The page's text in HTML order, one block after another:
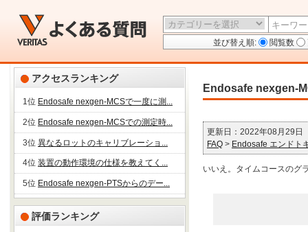
並び替え順: 閲覧数
アクセスランキング
1位 Endosafe nexgen-MCSで一度に測...
2位 Endosafe nexgen-MCSでの測定時...
3位 異なるロットのキャリブレーショ...
4位 装置の動作環境の仕様を教えてく...
5位 Endosafe nexgen-PTSからのデー...
評価ランキング
Endosafe nexgen-
更新日：2022年08月29日
FAQ > Endosafe エンドト
いいえ。タイムコースのグ